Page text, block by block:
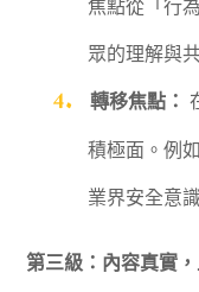
焦點從「行
眾的理解與
轉移焦點：
積極面。例
業界安全意
第三級：內容真實